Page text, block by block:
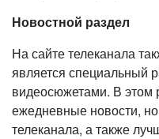
Новостной раздел
На сайте телеканала
является специальный
видеосюжетами. В этом
ежедневные новости,
телеканала, а также